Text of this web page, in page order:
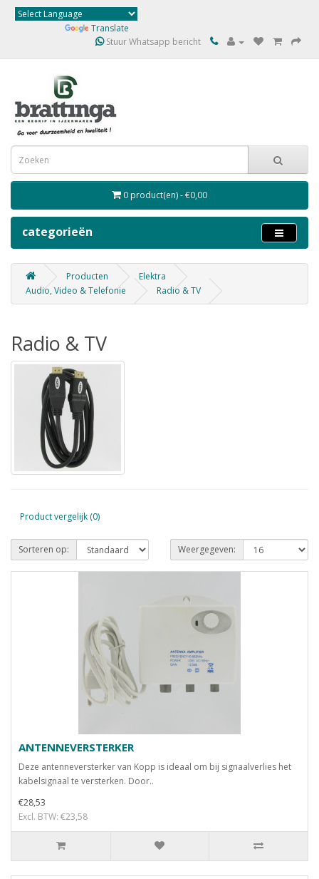
Translate
Stuur Whatsapp bericht
0 product(en) - €0,00
categorieën
Producten
Elektra
Audio, Video & Telefonie
Radio & TV
Radio & TV
Product vergelijk (0)
Sorteren op: Weergegeven:
ANTENNEVERSTERKER
Deze antenneversterker van Kopp is ideaal om bij signaalverlies het
kabelsignaal te versterken. Door..
€28,53
Excl. BTW: €23,58